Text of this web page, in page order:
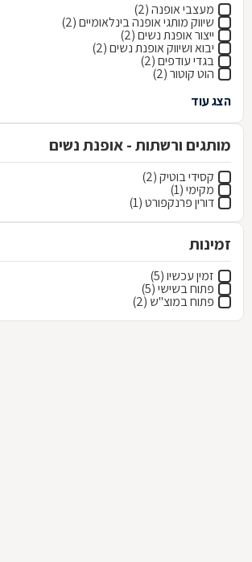
מעצבי אופנה (2)
שיווק מותגי אופנה בינלאומיים (2)
ייצור אופנת נשים (2)
יבוא ושיווק אופנת נשים (2)
בגדי עודפים (2)
הוט קוטור (2)
הצג עוד
מותגים ורשתות - אופנת נשים
קסידי בוטיק (2)
מקימי (1)
דורין פרנקפורט (1)
זמינות
זמין עכשיו (5)
פתוח בשישי (5)
פתוח במוצ"ש (2)